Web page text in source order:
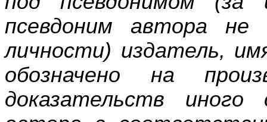
псевдоним автора
личности) издатель,
обозначено на
доказательств иного